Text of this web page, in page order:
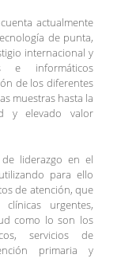
actualmente
de punta,
internacional y
e informáticos
de los diferentes
muestras hasta la
y elevado valor
liderazgo en el
para ello
de atención, que
urgentes,
como lo son los
servicios de
primaria y